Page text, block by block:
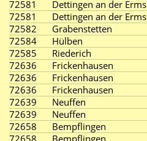
72581
Dettingen an der Erms
72581
Dettingen an der Erms
72582
Grabenstetten
72584
Hülben
72585
Riederich
72636
Frickenhausen
72636
Frickenhausen
72636
Frickenhausen
72639
Neuffen
72639
Neuffen
72658
Bempflingen
72658
Bempflingen